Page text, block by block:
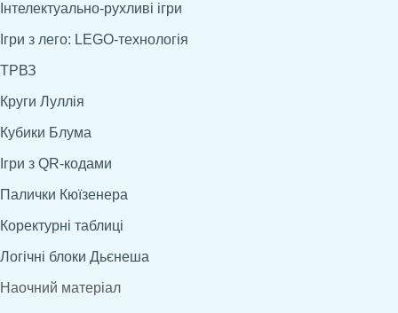
Інтелектуально-рухливі ігри
Ігри з лего: LEGO-технологія
ТРВЗ
Круги Луллія
Кубики Блума
Ігри з QR-кодами
Палички Кюїзенера
Коректурні таблиці
Логічні блоки Дьєнеша
Наочний матеріал